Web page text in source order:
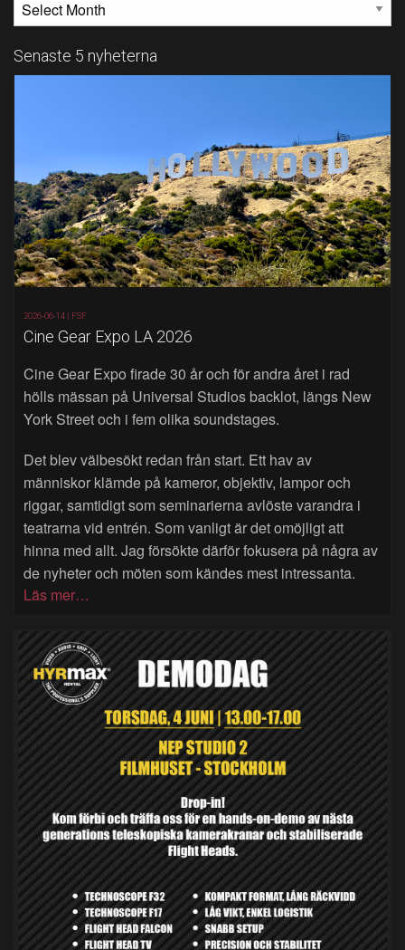
Senaste 5 nyheterna
2026-06-14 | FSF
Cine Gear Expo LA 2026
Cine Gear Expo firade 30 år och för andra året i rad
hölls mässan på Universal Studios backlot, längs New
York Street och i fem olika soundstages.
Det blev välbesökt redan från start. Ett hav av
människor klämde på kameror, objektiv, lampor och
riggar, samtidigt som seminarierna avlöste varandra i
teatrarna vid entrén. Som vanligt är det omöjligt att
hinna med allt. Jag försökte därför fokusera på några av
de nyheter och möten som kändes mest intressanta.
Läs mer…